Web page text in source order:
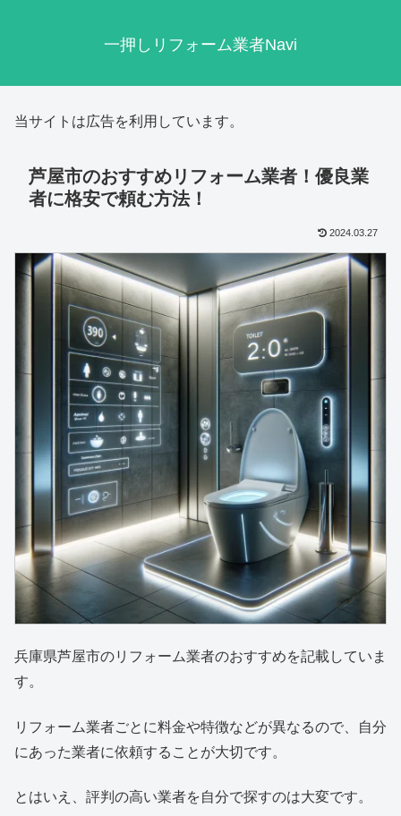
一押しリフォーム業者Navi
当サイトは広告を利用しています。
芦屋市のおすすめリフォーム業者！優良業
者に格安で頼む方法！
2024.03.27
兵庫県芦屋市のリフォーム業者のおすすめを記載していま
す。
リフォーム業者ごとに料金や特徴などが異なるので、自分
にあった業者に依頼することが大切です。
とはいえ、評判の高い業者を自分で探すのは大変です。